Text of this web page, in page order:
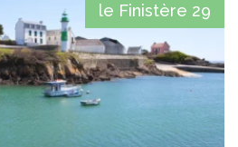
le Finistère 29